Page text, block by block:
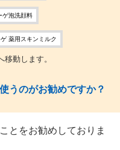
ゲ泡洗顔料
薬用スキンミルク
動します。
うのがお勧めですか？
とをお勧めしておりま